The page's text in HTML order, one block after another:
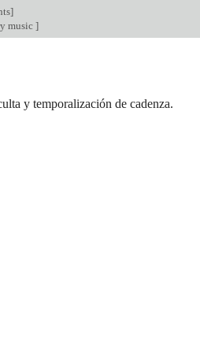
]
music ]
y temporalización de cadenza.